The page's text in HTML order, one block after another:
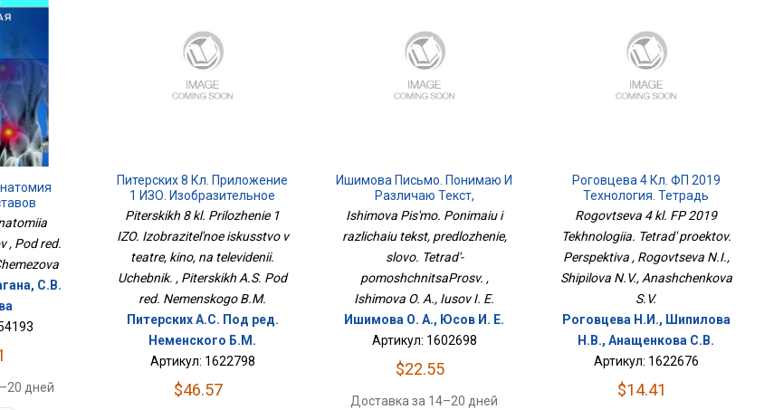
, Pod red.
С.В.
дней
Питерских 8 Кл. Приложение
1 ИЗО. Изобразительное
Искусство В Театре, Кино, На
Piterskikh 8 kl. Prilozhenie 1
IZO. Izobrazitel'noe iskusstvo v
teatre, kino, na televidenii.
Uchebnik. , Piterskikh A.S. Pod
red. Nemenskogo B.M.
Питерских А.С. Под ред.
Неменского Б.М.
Артикул: 1622798
$46.57
Ишимова Письмо. Понимаю И
Различаю Текст,
Предложение, Слово.
Ishimova Pis'mo. Ponimaiu i
razlichaiu tekst, predlozhenie,
slovo. Tetrad'-
pomoshchnitsaProsv. ,
Ishimova O. A., Iusov I. E.
Ишимова О. А., Юсов И. Е.
Артикул: 1602698
$22.55
Доставка за 14–20 дней
Роговцева 4 Кл. ФП 2019
Технология. Тетрадь
Проектов. Перспектива
Rogovtseva 4 kl. FP 2019
Tekhnologiia. Tetrad' proektov.
Perspektiva , Rogovtseva N.I.,
Shipilova N.V., Anashchenkova
S.V.
Роговцева Н.И., Шипилова
Н.В., Анащенкова С.В.
Артикул: 1622676
$14.41